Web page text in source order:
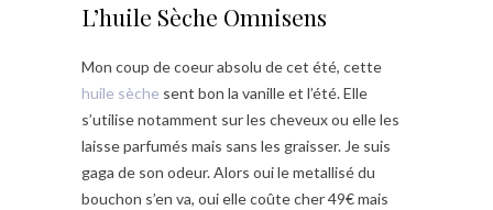
L’huile Sèche Omnisens
Mon coup de coeur absolu de cet été, cette
huile sèche sent bon la vanille et l’été. Elle
s’utilise notamment sur les cheveux ou elle les
laisse parfumés mais sans les graisser. Je suis
gaga de son odeur. Alors oui le metallisé du
bouchon s’en va, oui elle coûte cher 49€ mais